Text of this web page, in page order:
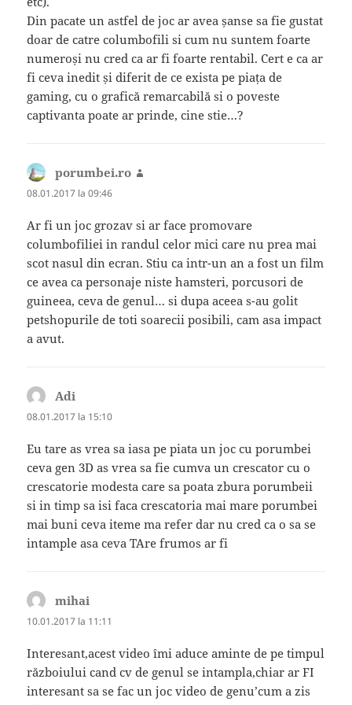
Din pacate un astfel de joc ar avea șanse sa fie gustat
doar de catre columbofili si cum nu suntem foarte
numeroși nu cred ca ar fi foarte rentabil. Cert e ca ar
fi ceva inedit și diferit de ce exista pe piața de
gaming, cu o grafică remarcabilă si o poveste
captivanta poate ar prinde, cine stie…?
porumbei.ro
08.01.2017 la 09:46
Ar fi un joc grozav si ar face promovare
columbofiliei in randul celor mici care nu prea mai
scot nasul din ecran. Stiu ca intr-un an a fost un film
ce avea ca personaje niste hamsteri, porcusori de
guineea, ceva de genul… si dupa aceea s-au golit
petshopurile de toti soarecii posibili, cam asa impact
a avut.
Adi
08.01.2017 la 15:10
Eu tare as vrea sa iasa pe piata un joc cu porumbei
ceva gen 3D as vrea sa fie cumva un crescator cu o
crescatorie modesta care sa poata zbura porumbeii
si in timp sa isi faca crescatoria mai mare porumbei
mai buni ceva iteme ma refer dar nu cred ca o sa se
intample asa ceva TAre frumos ar fi
mihai
10.01.2017 la 11:11
Interesant,acest video îmi aduce aminte de pe timpul
războiului cand cv de genul se intampla,chiar ar FI
interesant sa se fac un joc video de genu’cum a zis